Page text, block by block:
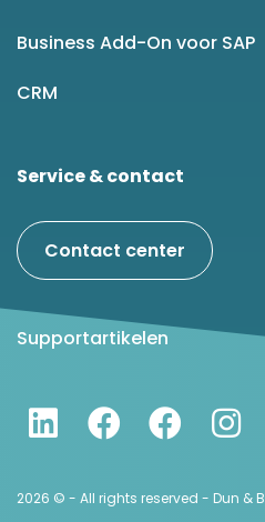
Business Add-On voor SAP
CRM
Service & contact
Contact center
Supportartikelen
2026 © - All rights reserved - Dun &